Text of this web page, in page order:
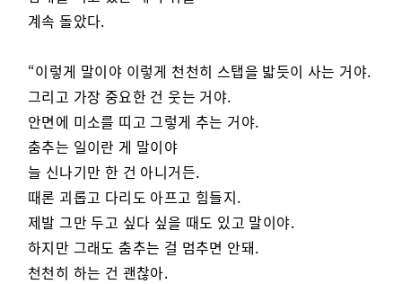
계속 돌았다.
“이렇게 말이야 이렇게 천천히 스탭을 밟듯이 사는 거야.
그리고 가장 중요한 건 웃는 거야.
안면에 미소를 띠고 그렇게 추는 거야.
춤추는 일이란 게 말이야
늘 신나기만 한 건 아니거든.
때론 괴롭고 다리도 아프고 힘들지.
제발 그만 두고 싶다 싶을 때도 있고 말이야.
하지만 그래도 춤추는 걸 멈추면 안돼.
천천히 하는 건 괜찮아.